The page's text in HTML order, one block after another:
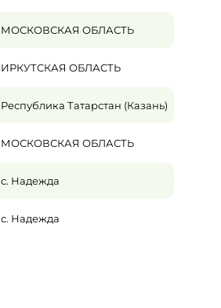
МОСКОВСКАЯ ОБЛАСТЬ
ИРКУТСКАЯ ОБЛАСТЬ
Республика Татарстан (Казань)
МОСКОВСКАЯ ОБЛАСТЬ
с. Надежда
с. Надежда